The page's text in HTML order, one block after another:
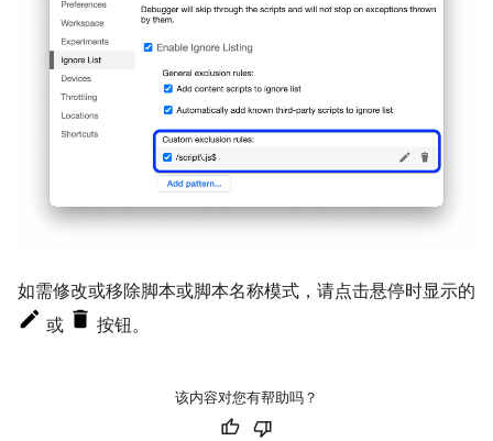
如需修改或移除脚本或脚本名称模式，请点击悬停时显示的
或
按钮。
该内容对您有帮助吗？